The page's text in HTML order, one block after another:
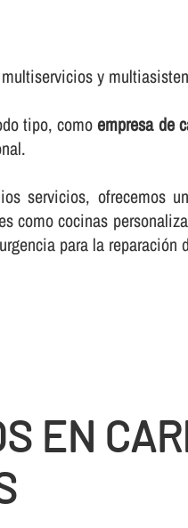
y
tipo, comoempresa de
servicios, ofrecemos
como cocinas
para la
EN